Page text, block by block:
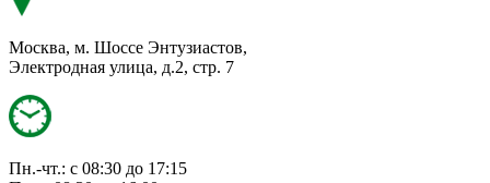
Москва, м. Шоссе Энтузиастов,
Электродная улица, д.2, стр. 7
Пн.-чт.: с 08:30 до 17:15